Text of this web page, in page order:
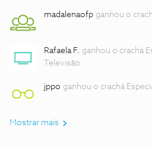
madalenaofp ganhou o
Rafaela F. ganhou o crachá
Televisão
jppo ganhou o crachá
Mostrar mais